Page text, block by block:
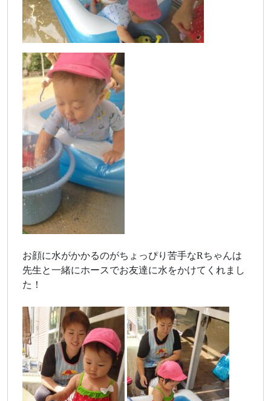
お顔に水がかかるのがちょっぴり苦手なRちゃんは
先生と一緒にホースでお友達に水をかけてくれまし
た！